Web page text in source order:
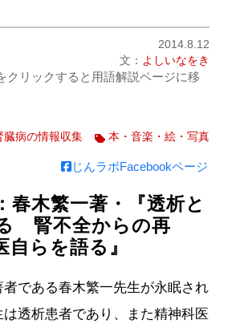
2014.8.12
文： よしいなをき
クリックすると用語解説ページに移
臓病の情報収集 本・音楽・絵・写真
じんラボFacebookページ
春木繁一著・『透析と
腎不全からの再
らを語る』
である春木繁一先生が永眠され
は透析患者であり、また精神科医